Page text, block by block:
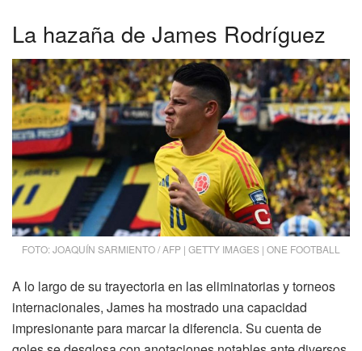
La hazaña de James Rodríguez
FOTO: JOAQUÍN SARMIENTO / AFP | GETTY IMAGES | ONE FOOTBALL
A lo largo de su trayectoria en las eliminatorias y torneos
internacionales, James ha mostrado una capacidad
impresionante para marcar la diferencia. Su cuenta de